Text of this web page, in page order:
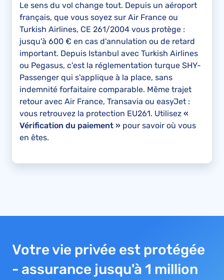
Le sens du vol change tout. Depuis un aéroport
français, que vous soyez sur Air France ou
Turkish Airlines, CE 261/2004 vous protège :
jusqu'à 600 € en cas d'annulation ou de retard
important. Depuis Istanbul avec Turkish Airlines
ou Pegasus, c'est la réglementation turque SHY-
Passenger qui s'applique à la place, sans
indemnité forfaitaire comparable. Même trajet
retour avec Air France, Transavia ou easyJet :
vous retrouvez la protection EU261. Utilisez «
Vérification du paiement » pour savoir où vous
en êtes.
Votre vie privée est protégée
- assurance jusqu'à 1 million